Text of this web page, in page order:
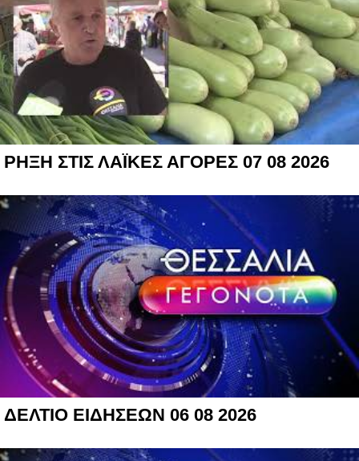
ΡΗΞΗ ΣΤΙΣ ΛΑΪΚΕΣ ΑΓΟΡΕΣ 07 08 2026
ΔΕΛΤΙΟ ΕΙΔΗΣΕΩΝ 06 08 2026